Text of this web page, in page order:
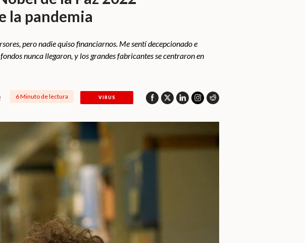
la pandemia
pero nadie quiso financiarnos. Me sentí decepcionado e
nunca llegaron, y los grandes fabricantes se centraron en
6 Minuto de lectura VIRUS